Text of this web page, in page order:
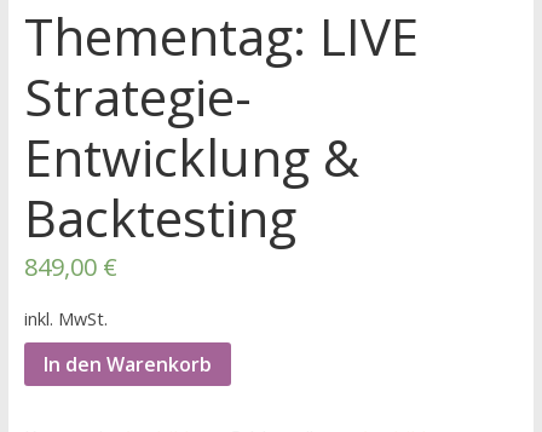
Thementag: LIVE
Strategie-
Entwicklung &
Backtesting
849,00 €
inkl. MwSt.
In den Warenkorb